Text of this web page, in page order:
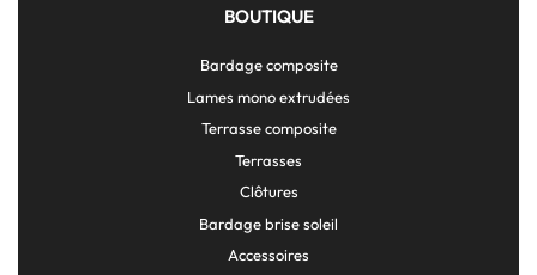
BOUTIQUE
Bardage composite
Lames mono extrudées
Terrasse composite
Terrasses
Clôtures
Bardage brise soleil
Accessoires